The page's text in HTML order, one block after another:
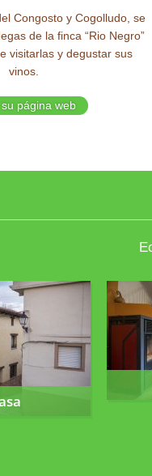
Congosto y Cogolludo, se
de la finca “Rio Negro”
visitarlas y degustar sus
vinos.
página web